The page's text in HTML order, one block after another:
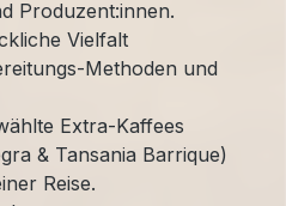
Produzent:innen.
Vielfalt
Methoden und
Extra-Kaffees
& Tansania Barrique)
Reise.